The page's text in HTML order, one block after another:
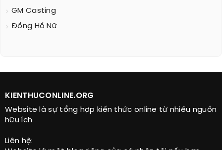
GM Casting
Đồng Hồ Nữ
KIENTHUCONLINE.ORG
Website là sự tổng hợp kiến thức online từ nhiều nguồn
hữu ích
Liên hệ: